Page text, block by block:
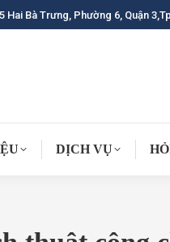
Hai Bà Trưng, Phường 6, Quận
DỊCH VỤ